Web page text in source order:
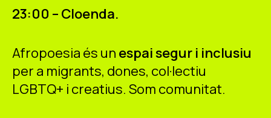
23:00 – Cloenda.
Afropoesia és un espai segur i inclusiu
per a migrants, dones, col·lectiu
LGBTQ+ i creatius. Som comunitat.